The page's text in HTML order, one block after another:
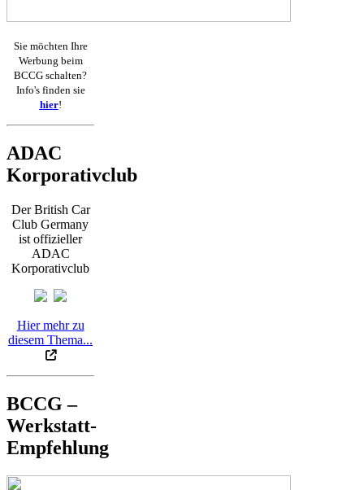
Sie möchten Ihre
Werbung beim
BCCG schalten?
Info's finden sie
hier!
ADAC
Korporativclub
Der British Car
Club Germany
ist offizieller
ADAC
Korporativclub
Hier mehr zu
diesem Thema...
BCCG –
Werkstatt-
Empfehlung